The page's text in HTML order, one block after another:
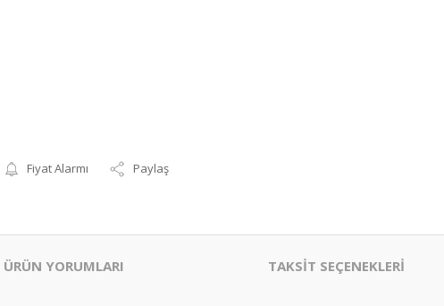
Fiyat Alarmı Paylaş
ÜRÜN YORUMLARI TAKSİT SEÇENEKLERİ